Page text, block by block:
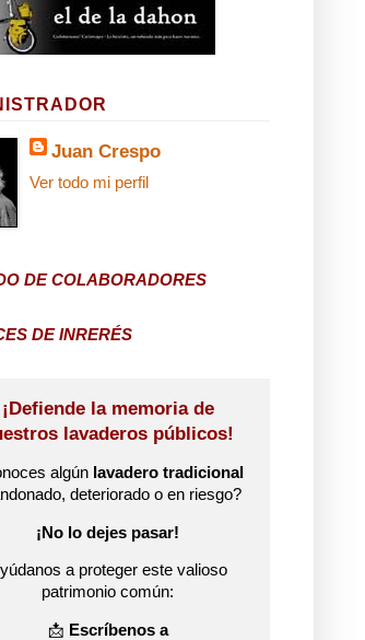
Juan Crespo
Ver todo mi perfil
DE COLABORADORES
DE INRERÉS
¡Defiende la memoria de
lavaderos públicos!
algún lavadero tradicional
deteriorado o en riesgo?
¡No lo dejes pasar!
a proteger este valioso
patrimonio común:
📩 Escríbenos a